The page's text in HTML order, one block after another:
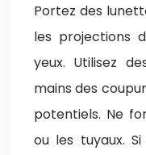
Portez des
les projections
yeux. Utilisez
mains des
potentiels. Ne
ou les tuyaux.